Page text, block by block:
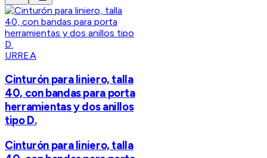
URREA
Cinturón para liniero, talla
40, con bandas para porta
herramientas y dos anillos
tipo D.
Cinturón para liniero, talla